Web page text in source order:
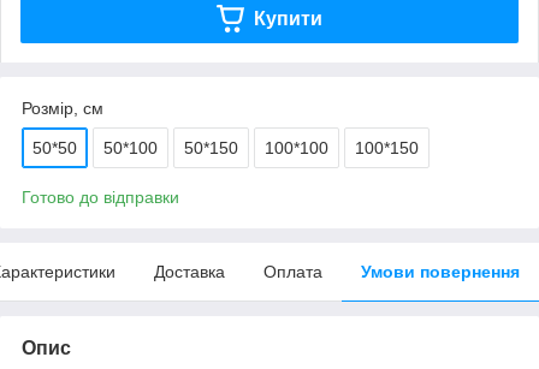
Купити
Розмір, см
50*50 50*100 50*150 100*100 100*150
Готово до відправки
Доставка Оплата Умови повернення
Опис